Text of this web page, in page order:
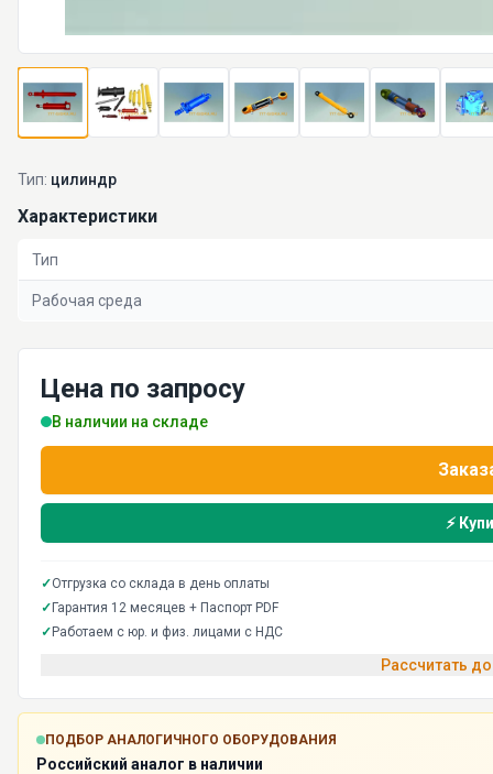
Тип: цилиндр
Характеристики
Тип
Рабочая среда
Цена по запросу
В наличии на складе
⚡
✓Отгрузка со склада в день оплаты
✓ Гарантия 12 месяцев + Паспорт PDF
✓ Работаем с юр. и физ. лицами с НДС
Рассчитать
ПОДБОР АНАЛОГИЧНОГО ОБОРУДОВАНИЯ
Российский аналог в наличии